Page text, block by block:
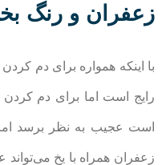
زعفران و رنگ
با اینکه همواره برای دم
رایج است اما برای دم کردن
است عجیب به نظر برسد
زعفران همراه با یخ